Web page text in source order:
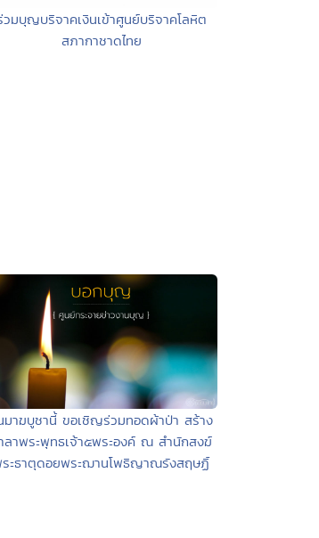
วมบุญบริจาคเงินเข้าศูนย์บริจาคโลหิต
สภากาชาดไทย
มาฆบูชานี้ ขอเชิญร่วมทอดผ้าป่า สร้าง
ลาพระพุทธเจ้า๕พระองค์ ณ สำนักสงฆ์
ะธาตุดอยพระฌานโพธิญาณรังสฤษฏิ์